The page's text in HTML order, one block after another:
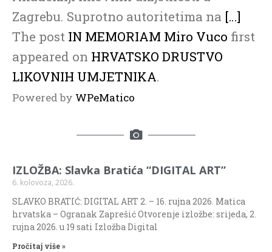
Zagrebu. Suprotno autoritetima na […]
The post IN MEMORIAM Miro Vuco first
appeared on HRVATSKO DRUSTVO
LIKOVNIH UMJETNIKA.
Powered by WPeMatico
IZLOŽBA: Slavka Bratića “DIGITAL ART”
6. kolovoza, 2026.
SLAVKO BRATIĆ: DIGITAL ART 2. – 16. rujna 2026. Matica
hrvatska – Ogranak Zaprešić Otvorenje izložbe: srijeda, 2.
rujna 2026. u 19 sati Izložba Digital
Pročitaj više »